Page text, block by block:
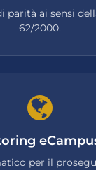
parità ai sensi
62/2000.
per il